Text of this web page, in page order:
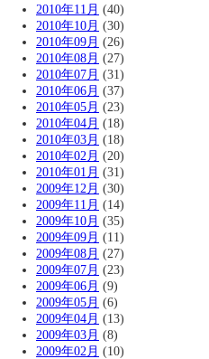
2010年11月 (40)
2010年10月 (30)
2010年09月 (26)
2010年08月 (27)
2010年07月 (31)
2010年06月 (37)
2010年05月 (23)
2010年04月 (18)
2010年03月 (18)
2010年02月 (20)
2010年01月 (31)
2009年12月 (30)
2009年11月 (14)
2009年10月 (35)
2009年09月 (11)
2009年08月 (27)
2009年07月 (23)
2009年06月 (9)
2009年05月 (6)
2009年04月 (13)
2009年03月 (8)
2009年02月 (10)